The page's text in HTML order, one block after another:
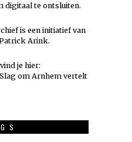
digitaal te ontsluiten.
is een initiatief van
Arink.
je hier:
om Arnhem vertelt